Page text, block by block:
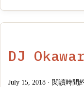
DJ
July 15, 2018 · 閱讀時間